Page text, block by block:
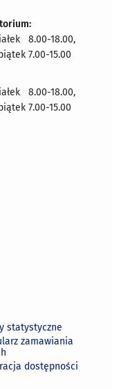
8.00-18.00,
7.00-15.00
8.00-18.00,
7.00-15.00
statystyczne
zamawiania
dostępności